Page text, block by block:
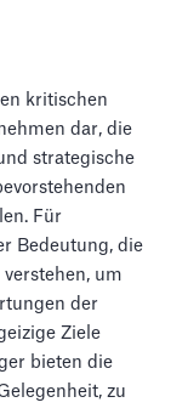
kritischen
dar, die
strategische
Für
Bedeutung, die
um
der
Ziele
bieten die
zu